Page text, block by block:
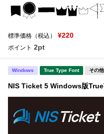
標準価格（税込） ¥220
ポイント 2pt
Windows True Type Font その他
NIS Ticket 5 Windows版